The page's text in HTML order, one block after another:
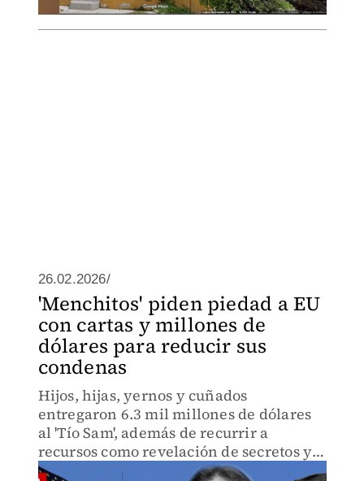
26.02.2026/
'Menchitos' piden piedad a EU
con cartas y millones de
dólares para reducir sus
condenas
Hijos, hijas, yernos y cuñados
entregaron 6.3 mil millones de dólares
al 'Tío Sam', además de recurrir a
recursos como revelación de secretos y
cartas de arrepentimiento.